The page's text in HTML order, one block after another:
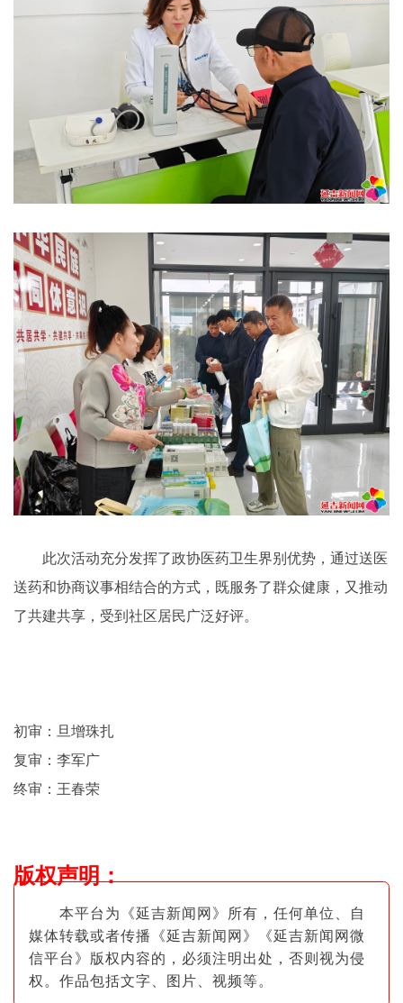
此次活动充分发挥了政协医药卫生界别优势，通过送医
送药和协商议事相结合的方式，既服务了群众健康，又推动
了共建共享，受到社区居民广泛好评。
初审：旦增珠扎
复审：李军广
终审：王春荣
版权声明：
本平台为《延吉新闻网》所有，任何单位、自
媒体转载或者传播《延吉新闻网》《延吉新闻网微
信平台》版权内容的，必须注明出处，否则视为侵
权。作品包括文字、图片 、视频等。